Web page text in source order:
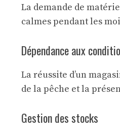
La demande de
calmes pendant les
Dépendance aux
La réussite d’un
de la pêche et la
Gestion des stocks